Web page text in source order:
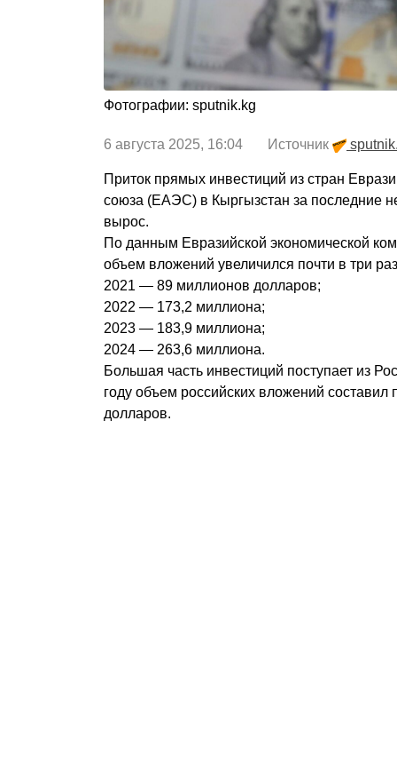
Фотографии: sputnik.kg
6 августа 2025, 16:04 Источник
Приток прямых инвестиций из стран
союза (ЕАЭС) в Кыргызстан за последние
вырос.
По данным Евразийской экономической
объем вложений увеличился почти в три
2021 — 89 миллионов долларов;
2022 — 173,2 миллиона;
2023 — 183,9 миллиона;
2024 — 263,6 миллиона.
Большая часть инвестиций поступает из
году объем российских вложений составил
долларов.